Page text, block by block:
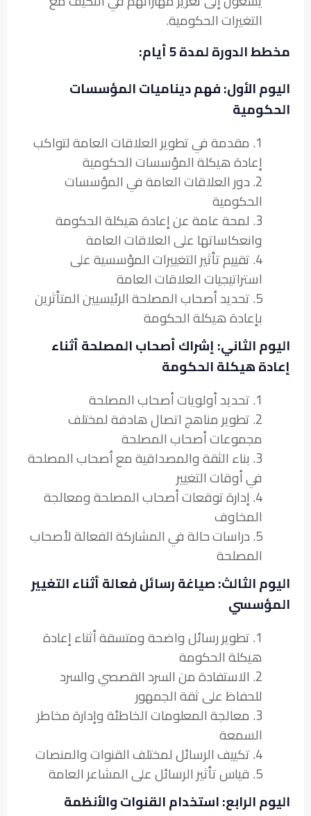
التغيرات الحكومية.
مخطط الدورة لمدة 5 أيام:
اليوم الأول: فهم ديناميات المؤسسات
الحكومية
1. مقدمة في تطوير العلاقات العامة لتواكب
إعادة هيكلة المؤسسات الحكومية
2. دور العلاقات العامة في المؤسسات
الحكومية
3. لمحة عامة عن إعادة هيكلة الحكومة
وانعكاساتها على العلاقات العامة
4. تقييم تأثير التغييرات المؤسسية على
استراتيجيات العلاقات العامة
5. تحديد أصحاب المصلحة الرئيسيين المتأثرين
بإعادة هيكلة الحكومة
اليوم الثاني: إشراك أصحاب المصلحة أثناء
إعادة هيكلة الحكومة
1. تحديد أولويات أصحاب المصلحة
2. تطوير مناهج اتصال هادفة لمختلف
مجموعات أصحاب المصلحة
3. بناء الثقة والمصداقية مع أصحاب المصلحة
في أوقات التغيير
4. إدارة توقعات أصحاب المصلحة ومعالجة
المخاوف
5. دراسات حالة في المشاركة الفعالة لأصحاب
المصلحة
اليوم الثالث: صياغة رسائل فعالة أثناء التغيير
المؤسسي
1. تطوير رسائل واضحة ومتسقة أثناء إعادة
هيكلة الحكومة
2. الاستفادة من السرد القصصي والسرد
للحفاظ على ثقة الجمهور
3. معالجة المعلومات الخاطئة وإدارة مخاطر
السمعة
4. تكييف الرسائل لمختلف القنوات والمنصات
5. قياس تأثير الرسائل على المشاعر العامة
اليوم الرابع: استخدام القنوات والأنظمة